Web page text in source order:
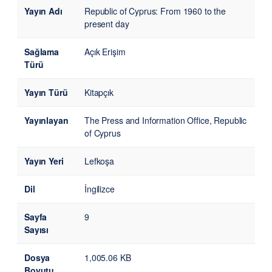
Yayın Adı
Republic of Cyprus: From 1960 to the
present day
Sağlama
Türü
Açık Erişim
Yayın Türü Kitapçık
Yayınlayan
The Press and Information Office, Republic
of Cyprus
Yayın Yeri Lefkoşa
Dil İngilizce
Sayfa
Sayısı
9
Dosya
1,005.06 KB